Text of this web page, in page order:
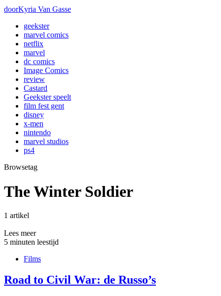
doorKyria Van Gasse
geekster
marvel comics
netflix
marvel
dc comics
Image Comics
review
Castard
Geekster speelt
film fest gent
disney
x-men
nintendo
marvel studios
ps4
Browsetag
The Winter Soldier
1 artikel
Lees meer
5 minuten leestijd
Films
Road to Civil War: de Russo’s